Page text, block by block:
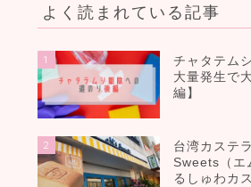
よく読まれている記事
1
チャタテム
大量発生で
編】
2
台湾カステ
Sweets（エ
るしゅわカ